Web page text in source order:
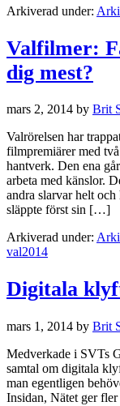
Arkiverad under:
Valfilmer:
dig mest?
mars 2, 2014 by Brit
Valrörelsen har
filmpremiärer med
hantverk. Den ena
arbeta med känslor.
andra slarvar helt
släppte först sin […]
Arkiverad under:
val2014
Digitala
mars 1, 2014 by Brit
Medverkade i SVTs
samtal om digitala
man egentligen
Insidan, Nätet ger